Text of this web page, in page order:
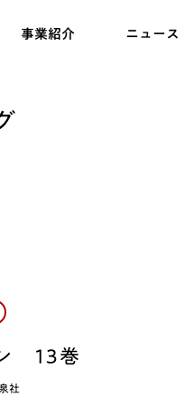
事業紹介 ニュース
13巻
社